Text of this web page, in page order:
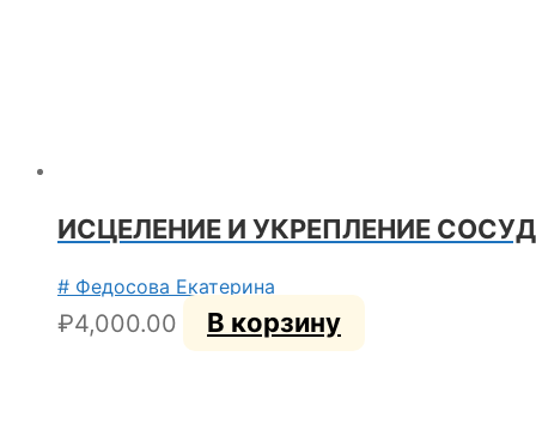
ИСЦЕЛЕНИЕ И УКРЕПЛЕНИЕ
# Федосова Екатерина
₽4,000.00 В корзину